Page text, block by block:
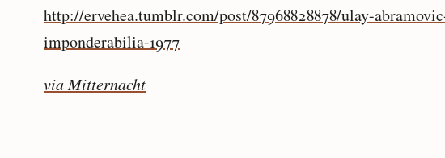
http://ervehea.tumblr.com/post/87968828878/ulay-
imponderabilia-1977
via Mitternacht